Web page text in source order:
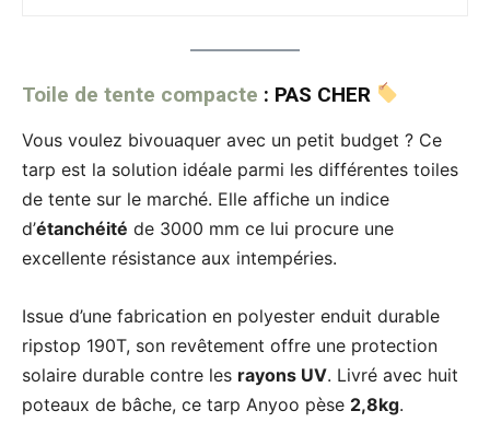
Toile de tente compacte : PAS CHER
Vous voulez bivouaquer avec un petit budget ? Ce
tarp est la solution idéale parmi les différentes toiles
de tente sur le marché. Elle affiche un indice
d’étanchéité de 3000 mm ce lui procure une
excellente résistance aux intempéries.
Issue d’une fabrication en polyester enduit durable
ripstop 190T, son revêtement offre une protection
solaire durable contre les rayons UV. Livré avec huit
poteaux de bâche, ce tarp Anyoo pèse 2,8kg.